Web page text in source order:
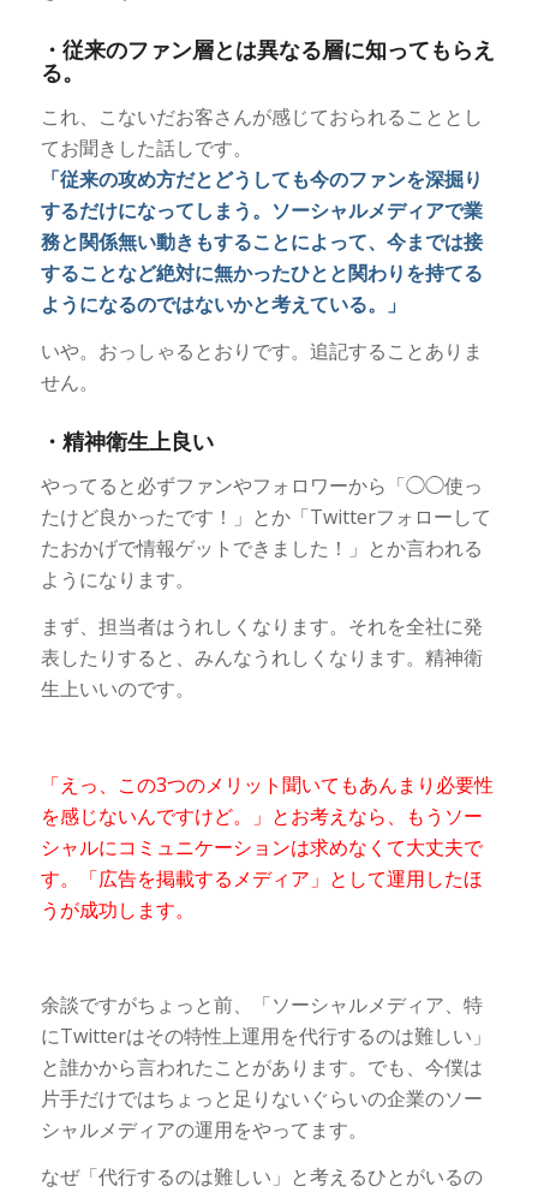
・従来のファン層とは異なる層に知ってもらえ
る。
これ、こないだお客さんが感じておられることとし
てお聞きした話しです。
「従来の攻め方だとどうしても今のファンを深掘り
するだけになってしまう。ソーシャルメディアで業
務と関係無い動きもすることによって、今までは接
することなど絶対に無かったひとと関わりを持てる
ようになるのではないかと考えている。」
いや。おっしゃるとおりです。追記することありま
せん。
・精神衛生上良い
やってると必ずファンやフォロワーから「◯◯使っ
たけど良かったです！」とか「Twitterフォローして
たおかげで情報ゲットできました！」とか言われる
ようになります。
まず、担当者はうれしくなります。それを全社に発
表したりすると、みんなうれしくなります。精神衛
生上いいのです。
「えっ、この3つのメリット聞いてもあんまり必要性
を感じないんですけど。」とお考えなら、もうソー
シャルにコミュニケーションは求めなくて大丈夫で
す。「広告を掲載するメディア」として運用したほ
うが成功します。
余談ですがちょっと前、「ソーシャルメディア、特
にTwitterはその特性上運用を代行するのは難しい」
と誰かから言われたことがあります。でも、今僕は
片手だけではちょっと足りないぐらいの企業のソー
シャルメディアの運用をやってます。
なぜ「代行するのは難しい」と考えるひとがいるの